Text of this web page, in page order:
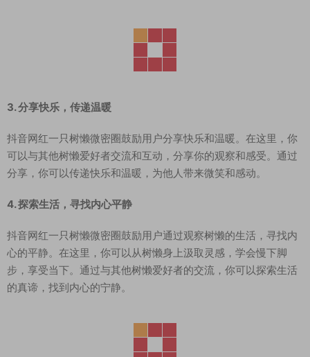
3. 分享快乐，传递温暖
抖音网红一只树懒微密圈鼓励用户分享快乐和温暖。在这里，你
可以与其他树懒爱好者交流和互动，分享你的观察和感受。通过
分享，你可以传递快乐和温暖，为他人带来微笑和感动。
4. 探索生活，寻找内心平静
抖音网红一只树懒微密圈鼓励用户通过观察树懒的生活，寻找内
心的平静。在这里，你可以从树懒身上汲取灵感，学会慢下脚
步，享受当下。通过与其他树懒爱好者的交流，你可以探索生活
的真谛，找到内心的宁静。